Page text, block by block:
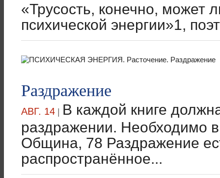
«Трусость, конечно, может
психической энергии»1,
Раздражение
АВГ. 14 | В каждой книге
раздражении. Необходимо
Община, 78 Раздражение
распространённое...